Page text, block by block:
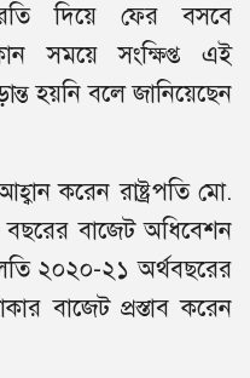
দিয়ে ফের বসবে
সময়ে সংক্ষিপ্ত এই
হয়নি বলে জানিয়েছেন
করেন রাষ্ট্রপতি মো.
বাজেট অধিবেশন
২০২০-২১ অর্থবছরের
বাজেট প্রস্তাব করেন